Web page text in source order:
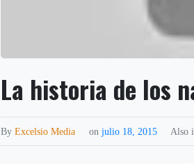
La historia de los
ByExcelsio Media onjulio 18, 2015 Also